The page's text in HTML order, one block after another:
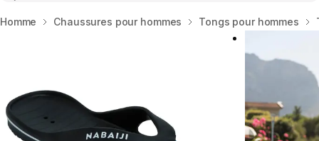
Accueil
Homme Chaussures pour hommes Tongs pour hommes